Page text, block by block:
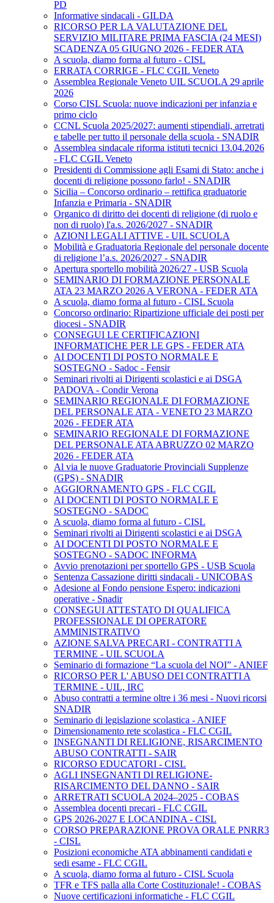
PD
Informative sindacali - GILDA
RICORSO PER LA VALUTAZIONE DEL
SERVIZIO MILITARE PRIMA FASCIA (24 MESI)
SCADENZA 05 GIUGNO 2026 - FEDER ATA
A scuola, diamo forma al futuro - CISL
ERRATA CORRIGE - FLC CGIL Veneto
Assemblea Regionale Veneto UIL SCUOLA 29 aprile
2026
Corso CISL Scuola: nuove indicazioni per infanzia e
primo ciclo
CCNL Scuola 2025/2027: aumenti stipendiali, arretrati
e tabelle per tutto il personale della scuola - SNADIR
Assemblea sindacale riforma istituti tecnici 13.04.2026
- FLC CGIL Veneto
Presidenti di Commissione agli Esami di Stato: anche i
docenti di religione possono farlo! - SNADIR
Sicilia – Concorso ordinario – rettifica graduatorie
Infanzia e Primaria - SNADIR
Organico di diritto dei docenti di religione (di ruolo e
non di ruolo) l'a.s. 2026/2027 - SNADIR
AZIONI LEGALI ATTIVE - UIL SCUOLA
Mobilità e Graduatoria Regionale del personale docente
di religione l’a.s. 2026/2027 - SNADIR
Apertura sportello mobilità 2026/27 - USB Scuola
SEMINARIO DI FORMAZIONE PERSONALE
ATA 23 MARZO 2026 A VERONA - FEDER ATA
A scuola, diamo forma al futuro - CISL Scuola
Concorso ordinario: Ripartizione ufficiale dei posti per
diocesi - SNADIR
CONSEGUI LE CERTIFICAZIONI
INFORMATICHE PER LE GPS - FEDER ATA
AI DOCENTI DI POSTO NORMALE E
SOSTEGNO - Sadoc - Fensir
Seminari rivolti ai Dirigenti scolastici e ai DSGA
PADOVA - Condir Verona
SEMINARIO REGIONALE DI FORMAZIONE
DEL PERSONALE ATA - VENETO 23 MARZO
2026 - FEDER ATA
SEMINARIO REGIONALE DI FORMAZIONE
DEL PERSONALE ATA ABRUZZO 02 MARZO
2026 - FEDER ATA
Al via le nuove Graduatorie Provinciali Supplenze
(GPS) - SNADIR
AGGIORNAMENTO GPS - FLC CGIL
AI DOCENTI DI POSTO NORMALE E
SOSTEGNO - SADOC
A scuola, diamo forma al futuro - CISL
Seminari rivolti ai Dirigenti scolastici e ai DSGA
AI DOCENTI DI POSTO NORMALE E
SOSTEGNO - SADOC INFORMA
Avvio prenotazioni per sportello GPS - USB Scuola
Sentenza Cassazione diritti sindacali - UNICOBAS
Adesione al Fondo pensione Espero: indicazioni
operative - Snadir
CONSEGUI ATTESTATO DI QUALIFICA
PROFESSIONALE DI OPERATORE
AMMINISTRATIVO
AZIONE SALVA PRECARI - CONTRATTI A
TERMINE - UIL SCUOLA
Seminario di formazione “La scuola del NOI” - ANIEF
RICORSO PER L' ABUSO DEI CONTRATTI A
TERMINE - UIL, IRC
Abuso contratti a termine oltre i 36 mesi - Nuovi ricorsi
SNADIR
Seminario di legislazione scolastica - ANIEF
Dimensionamento rete scolastica - FLC CGIL
INSEGNANTI DI RELIGIONE, RISARCIMENTO
ABUSO CONTRATTI - SAIR
RICORSO EDUCATORI - CISL
AGLI INSEGNANTI DI RELIGIONE-
RISARCIMENTO DEL DANNO - SAIR
ARRETRATI SCUOLA 2024–2025 - COBAS
Assemblea docenti precari - FLC CGIL
GPS 2026-2027 E LOCANDINA - CISL
CORSO PREPARAZIONE PROVA ORALE PNRR3
- CISL
Posizioni economiche ATA abbinamenti candidati e
sedi esame - FLC CGIL
A scuola, diamo forma al futuro - CISL Scuola
TFR e TFS palla alla Corte Costituzionale! - COBAS
Nuove certificazioni informatiche - FLC CGIL